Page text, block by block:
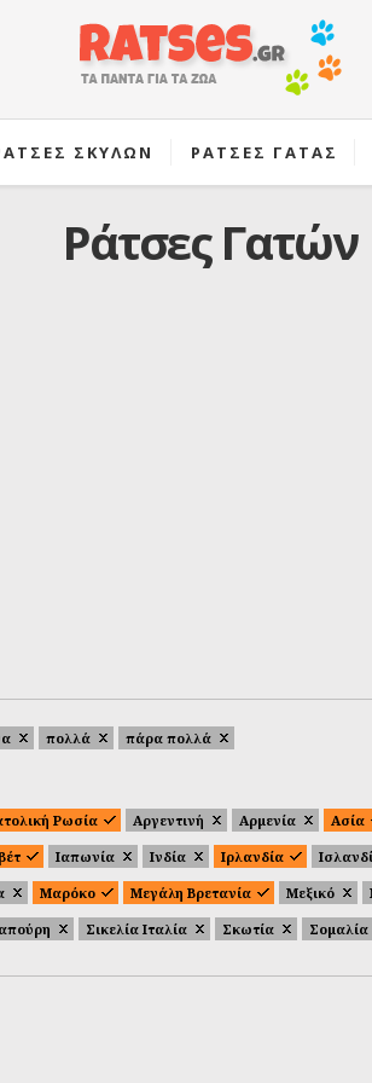
ΣΚΥΛΩΝ ΡΑΤΣΕΣ ΓΑΤΑΣ
Ράτσες Γατών
πολλά πάρα πολλά
Ρωσία Αργεντινή Αρμενία Ασία
Ιαπωνία Ινδία Ιρλανδία
Μαρόκο Μεγάλη Βρετανία Μεξικό
Σικελία Ιταλία Σκωτία Σομαλία